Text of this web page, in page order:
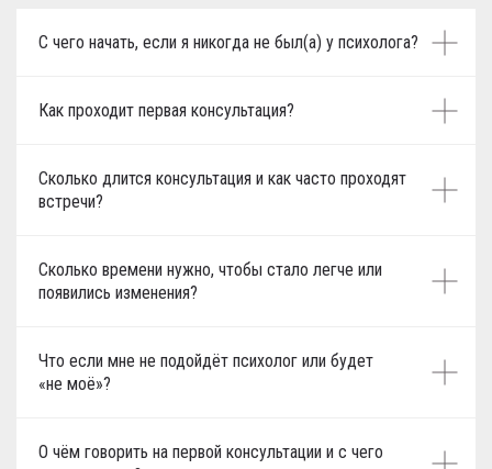
С чего начать, если я никогда не был(а) у психолога?
Как проходит первая консультация?
Сколько длится консультация и как часто проходят
встречи?
Сколько времени нужно, чтобы стало легче или
появились изменения?
Что если мне не подойдёт психолог или будет
«не моё»?
О чём говорить на первой консультации и с чего